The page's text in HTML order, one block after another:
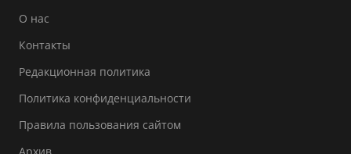
О нас
Контакты
Редакционная политика
Политика конфиденциальности
Правила пользования сайтом